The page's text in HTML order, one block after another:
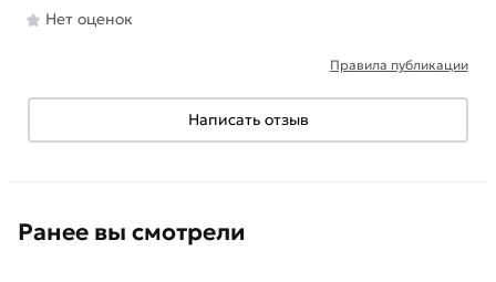
Нет оценок
Правила публикации
Написать отзыв
Ранее вы смотрели